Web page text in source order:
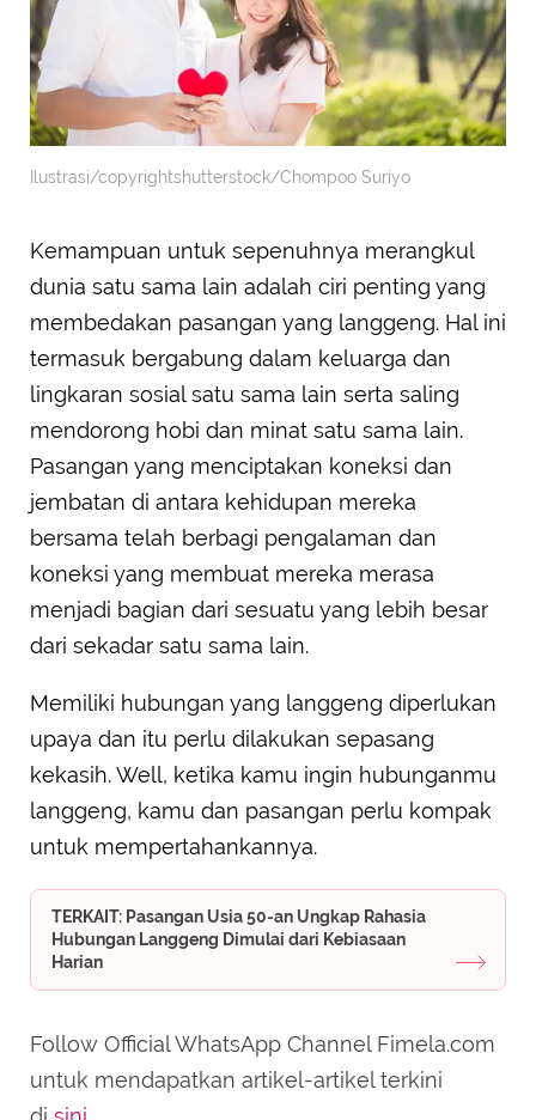
Ilustrasi/copyrightshutterstock/Chompoo Suriyo
Kemampuan untuk sepenuhnya merangkul
dunia satu sama lain adalah ciri penting yang
membedakan pasangan yang langgeng. Hal ini
termasuk bergabung dalam keluarga dan
lingkaran sosial satu sama lain serta saling
mendorong hobi dan minat satu sama lain.
Pasangan yang menciptakan koneksi dan
jembatan di antara kehidupan mereka
bersama telah berbagi pengalaman dan
koneksi yang membuat mereka merasa
menjadi bagian dari sesuatu yang lebih besar
dari sekadar satu sama lain.
Memiliki hubungan yang langgeng diperlukan
upaya dan itu perlu dilakukan sepasang
kekasih. Well, ketika kamu ingin hubunganmu
langgeng, kamu dan pasangan perlu kompak
untuk mempertahankannya.
TERKAIT: Pasangan Usia 50-an Ungkap Rahasia
Hubungan Langgeng Dimulai dari Kebiasaan
Harian
Follow Official WhatsApp Channel Fimela.com
untuk mendapatkan artikel-artikel terkini